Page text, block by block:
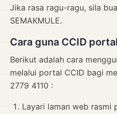
Jika rasa ragu-ragu, sila
SEMAKMULE.
Cara guna CCID
Berikut adalah cara
melalui portal CCID bagi
2779 4110 :
Layari laman web rasmi